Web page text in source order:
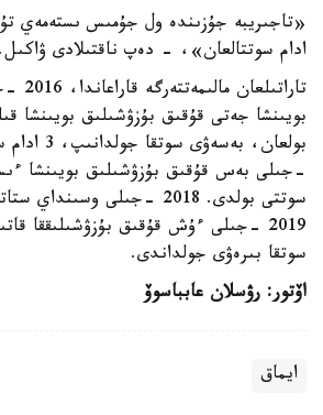
ادام سوتتالعان»، - دەپ ناقتىلادى ۋاكىل.
بويىنشا جەتى قۇقىق بۇزۋشىلىق بويىنشا
-جىلى بەس قۇقىق بۇزۋشىلىق بويىنشا
سوتتى بولدى. 2018 -جىلى
2019 -جىلى ءۇش قۇقىق بۇزۋشىلىققا
سوتقا بىرەۋى جولداندى.
اۆتور: رۋسلان عابباسوۆ
ايماق